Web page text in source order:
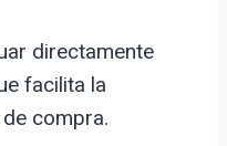
directamente
facilita la
compra.